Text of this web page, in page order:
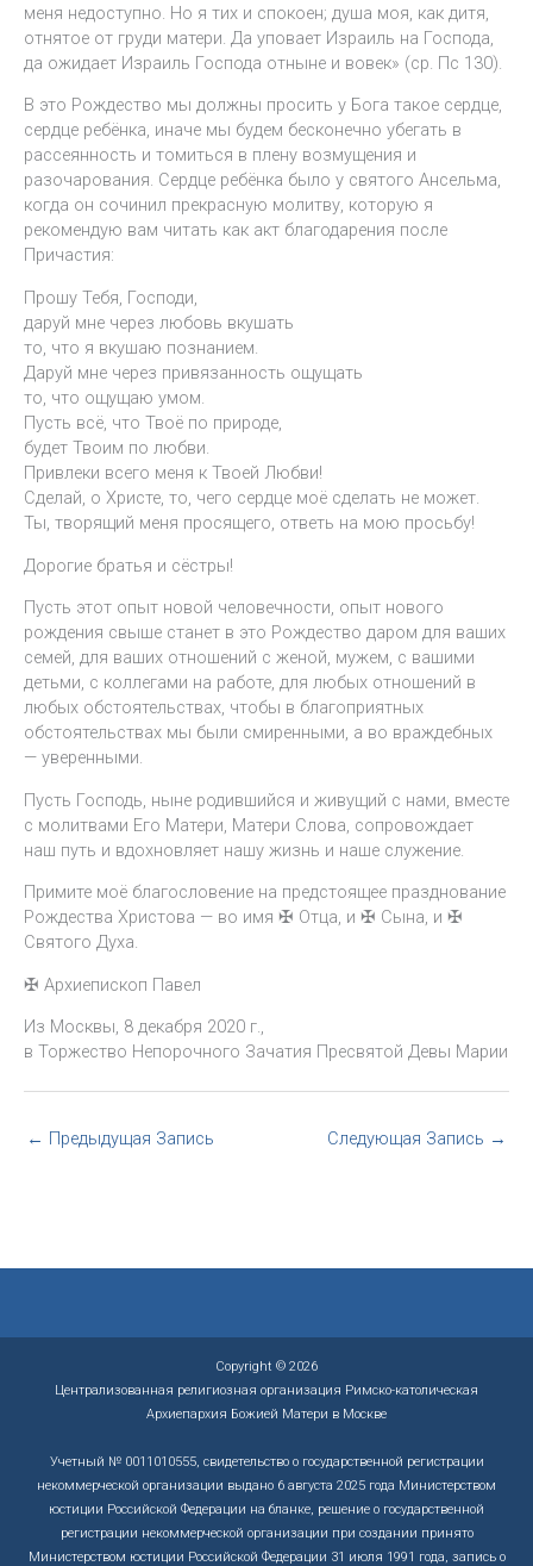
меня недоступно. Но я тих и спокоен; душа моя, как дитя,
отнятое от груди матери. Да уповает Израиль на Господа,
да ожидает Израиль Господа отныне и вовек» (ср. Пс 130).
В это Рождество мы должны просить у Бога такое сердце,
сердце ребёнка, иначе мы будем бесконечно убегать в
рассеянность и томиться в плену возмущения и
разочарования. Сердце ребёнка было у святого Ансельма,
когда он сочинил прекрасную молитву, которую я
рекомендую вам читать как акт благодарения после
Причастия:
Прошу Тебя, Господи,
даруй мне через любовь вкушать
то, что я вкушаю познанием.
Даруй мне через привязанность ощущать
то, что ощущаю умом.
Пусть всё, что Твоё по природе,
будет Твоим по любви.
Привлеки всего меня к Твоей Любви!
Сделай, о Христе, то, чего сердце моё сделать не может.
Ты, творящий меня просящего, ответь на мою просьбу!
Дорогие братья и сёстры!
Пусть этот опыт новой человечности, опыт нового
рождения свыше станет в это Рождество даром для ваших
семей, для ваших отношений с женой, мужем, с вашими
детьми, с коллегами на работе, для любых отношений в
любых обстоятельствах, чтобы в благоприятных
обстоятельствах мы были смиренными, а во враждебных
— уверенными.
Пусть Господь, ныне родившийся и живущий с нами, вместе
с молитвами Его Матери, Матери Слова, сопровождает
наш путь и вдохновляет нашу жизнь и наше служение.
Примите моё благословение на предстоящее празднование
Рождества Христова — во имя ✠ Отца, и ✠ Сына, и ✠
Святого Духа.
✠ Архиепископ Павел
Из Москвы, 8 декабря 2020 г.,
в Торжество Непорочного Зачатия Пресвятой Девы Марии
← Предыдущая Запись Следующая Запись →
Copyright © 2026
Централизованная религиозная организация Римско-католическая
Архиепархия Божией Матери в Москве
Учетный № 0011010555, свидетельство о государственной регистрации
некоммерческой организации выдано 6 августа 2025 года Министерством
юстиции Российской Федерации на бланке, решение о государственной
регистрации некоммерческой организации при создании принято
Министерством юстиции Российской Федерации 31 июля 1991 года, запись о